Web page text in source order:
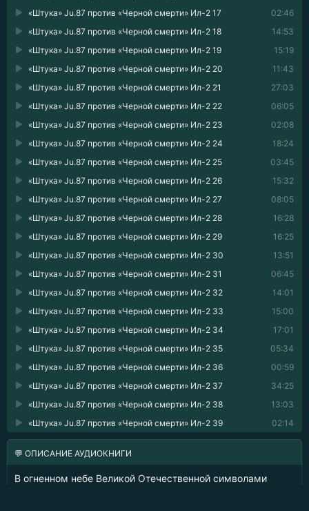
02:46
«Штука» Ju.87 против «Черной смерти» Ил-2 17
14:53
«Штука» Ju.87 против «Черной смерти» Ил-2 18
15:19
«Штука» Ju.87 против «Черной смерти» Ил-2 19
11:43
«Штука» Ju.87 против «Черной смерти» Ил-2 20
27:03
«Штука» Ju.87 против «Черной смерти» Ил-2 21
06:05
«Штука» Ju.87 против «Черной смерти» Ил-2 22
02:08
«Штука» Ju.87 против «Черной смерти» Ил-2 23
18:24
«Штука» Ju.87 против «Черной смерти» Ил-2 24
03:45
«Штука» Ju.87 против «Черной смерти» Ил-2 25
15:32
«Штука» Ju.87 против «Черной смерти» Ил-2 26
08:05
«Штука» Ju.87 против «Черной смерти» Ил-2 27
16:28
«Штука» Ju.87 против «Черной смерти» Ил-2 28
16:25
«Штука» Ju.87 против «Черной смерти» Ил-2 29
13:51
«Штука» Ju.87 против «Черной смерти» Ил-2 30
06:45
«Штука» Ju.87 против «Черной смерти» Ил-2 31
14:01
«Штука» Ju.87 против «Черной смерти» Ил-2 32
15:00
«Штука» Ju.87 против «Черной смерти» Ил-2 33
17:01
«Штука» Ju.87 против «Черной смерти» Ил-2 34
05:34
«Штука» Ju.87 против «Черной смерти» Ил-2 35
00:59
«Штука» Ju.87 против «Черной смерти» Ил-2 36
34:25
«Штука» Ju.87 против «Черной смерти» Ил-2 37
13:03
«Штука» Ju.87 против «Черной смерти» Ил-2 38
02:14
«Штука» Ju.87 против «Черной смерти» Ил-2 39
💬 ОПИСАНИЕ АУДИОКНИГИ
В огненном небе Великой Отечественной символами